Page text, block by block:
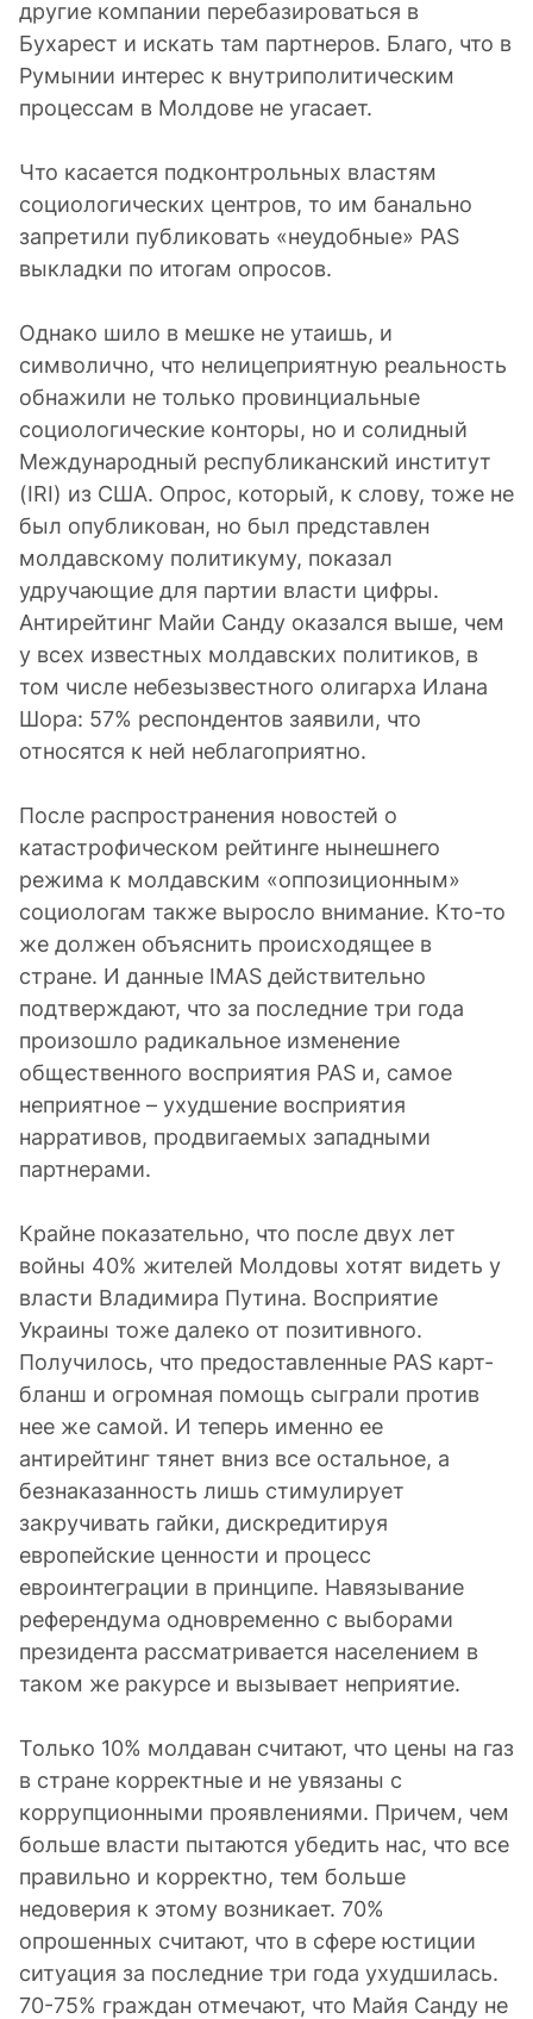
другие компании перебазироваться в
Бухарест и искать там партнеров. Благо, что в
Румынии интерес к внутриполитическим
процессам в Молдове не угасает.
Что касается подконтрольных властям
социологических центров, то им банально
запретили публиковать «неудобные» PAS
выкладки по итогам опросов.
Однако шило в мешке не утаишь, и
символично, что нелицеприятную реальность
обнажили не только провинциальные
социологические конторы, но и солидный
Международный республиканский институт
(IRI) из США. Опрос, который, к слову, тоже не
был опубликован, но был представлен
молдавскому политикуму, показал
удручающие для партии власти цифры.
Антирейтинг Майи Санду оказался выше, чем
у всех известных молдавских политиков, в
том числе небезызвестного олигарха Илана
Шора: 57% респондентов заявили, что
относятся к ней неблагоприятно.
После распространения новостей о
катастрофическом рейтинге нынешнего
режима к молдавским «оппозиционным»
социологам также выросло внимание. Кто-то
же должен объяснить происходящее в
стране. И данные IMAS действительно
подтверждают, что за последние три года
произошло радикальное изменение
общественного восприятия PAS и, самое
неприятное – ухудшение восприятия
нарративов, продвигаемых западными
партнерами.
Крайне показательно, что после двух лет
войны 40% жителей Молдовы хотят видеть у
власти Владимира Путина. Восприятие
Украины тоже далеко от позитивного.
Получилось, что предоставленные PAS карт-
бланш и огромная помощь сыграли против
нее же самой. И теперь именно ее
антирейтинг тянет вниз все остальное, а
безнаказанность лишь стимулирует
закручивать гайки, дискредитируя
европейские ценности и процесс
евроинтеграции в принципе. Навязывание
референдума одновременно с выборами
президента рассматривается населением в
таком же ракурсе и вызывает неприятие.
Только 10% молдаван считают, что цены на газ
в стране корректные и не увязаны с
коррупционными проявлениями. Причем, чем
больше власти пытаются убедить нас, что все
правильно и корректно, тем больше
недоверия к этому возникает. 70%
опрошенных считают, что в сфере юстиции
ситуация за последние три года ухудшилась.
70-75% граждан отмечают, что Майя Санду не